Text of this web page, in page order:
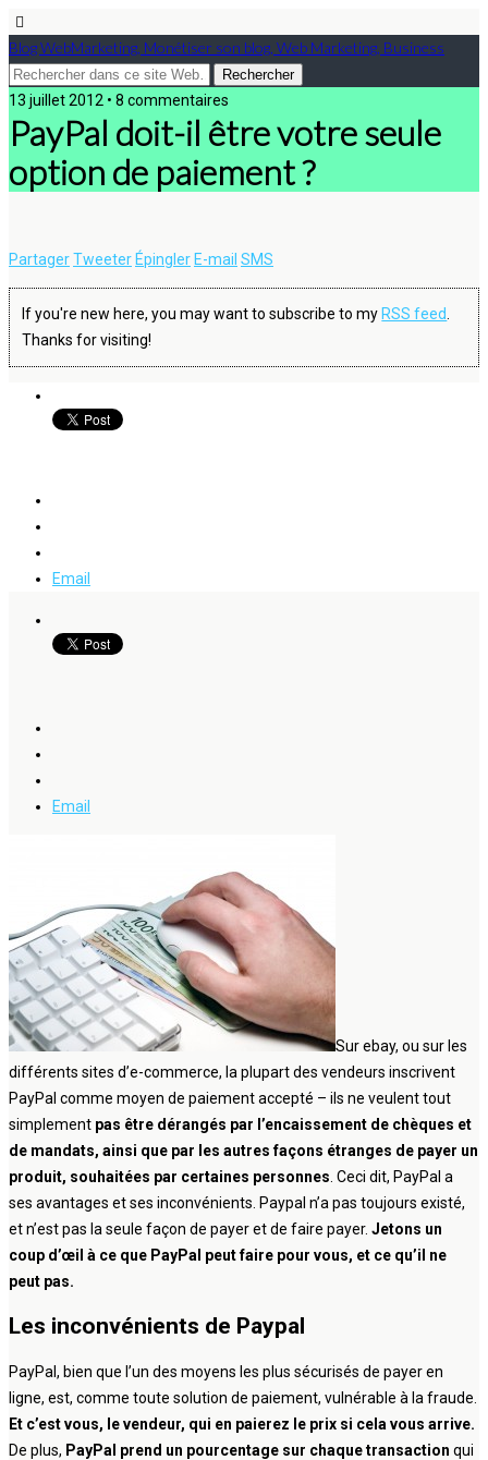
Blog WebMarketing, Monétiser son blog, Web Marketing, Business
13 juillet 2012 • 8 commentaires
PayPal doit-il être votre seule
option de paiement ?
PartagerTweeter Épingler E-mail SMS
If you're new here, you may want to subscribe to my RSS feed.
Thanks for visiting!
Email
Email
Sur ebay, ou sur les
différents sites d’e-commerce, la plupart des vendeurs inscrivent
PayPal comme moyen de paiement accepté – ils ne veulent tout
simplement pas être dérangés par l’encaissement de chèques et
de mandats, ainsi que par les autres façons étranges de payer un
produit, souhaitées par certaines personnes . Ceci dit, PayPal a
ses avantages et ses inconvénients. Paypal n’a pas toujours existé,
et n’est pas la seule façon de payer et de faire payer. Jetons un
coup d’œil à ce que PayPal peut faire pour vous, et ce qu’il ne
peut pas.
Les inconvénients de Paypal
PayPal, bien que l’un des moyens les plus sécurisés de payer en
ligne, est, comme toute solution de paiement, vulnérable à la fraude.
Et c’est vous, le vendeur, qui en paierez le prix si cela vous arrive.
De plus, PayPal prend un pourcentage sur chaque transaction qui